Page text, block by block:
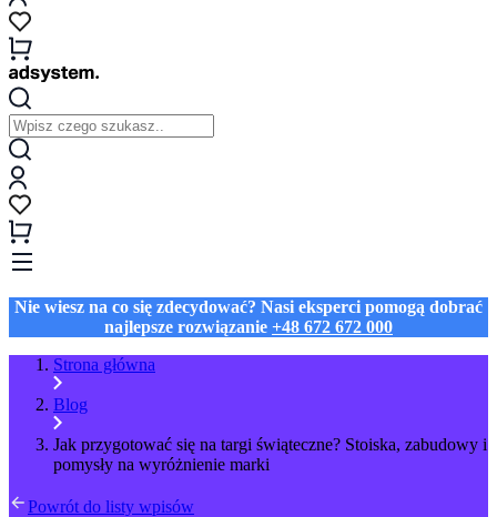
Nie wiesz na co się zdecydować? Nasi eksperci pomogą dobrać
najlepsze rozwiązanie +48 672 672 000
Strona główna
Blog
Jak przygotować się na targi świąteczne? Stoiska, zabudowy i
pomysły na wyróżnienie marki
Powrót do listy wpisów